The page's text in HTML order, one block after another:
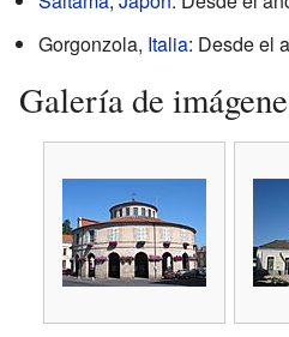
Gorgonzola, Italia: Desde el
Galería de